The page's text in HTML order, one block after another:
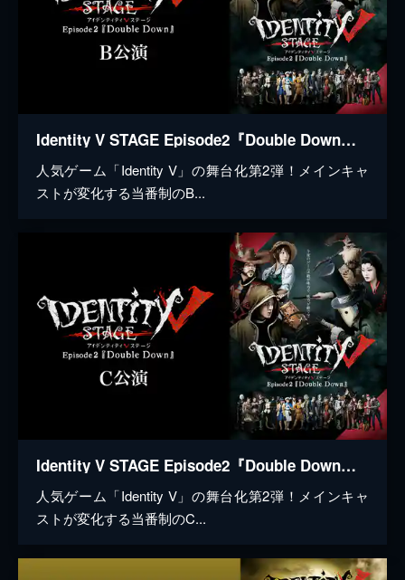
Identity V STAGE Episode2『Double Down』B公演
人気ゲーム「Identity V」の舞台化第2弾！メインキャ
ストが変化する当番制のB...
Identity V STAGE Episode2『Double Down』C公演
人気ゲーム「Identity V」の舞台化第2弾！メインキャ
ストが変化する当番制のC...